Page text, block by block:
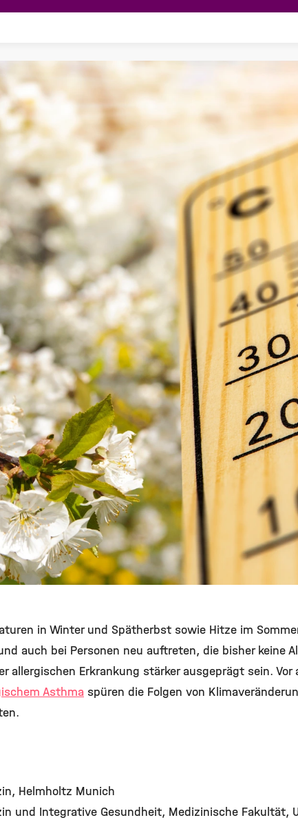
in Winter und Spätherbst sowie Hitze im
auch bei Personen neu auftreten, die bisher keine
allergischen Erkrankung stärker ausgeprägt sein. Vor
Asthma spüren die Folgen von
Helmholtz Munich
und Integrative Gesundheit, Medizinische Fakultät,